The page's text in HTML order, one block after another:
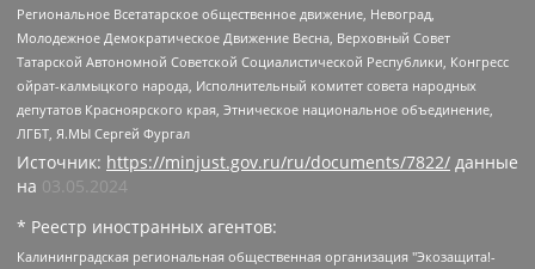
Региональное Всетатарское общественное движение, Невоград,
Молодежное Демократическое Движение Весна, Верховный Совет
Татарской Автономной Советской Социалистической Республики, Конгресс
ойрат-калмыцкого народа, Исполнительный комитет совета народных
депутатов Красноярского края, Этническое национальное объединение,
ЛГБТ, Я.МЫ Сергей Фургал
Источник: https://minjust.gov.ru/ru/documents/7822/ данные
на 03.05.2024
* Реестр иностранных агентов:
Калининградская региональная общественная организация "Экозащита!-Женсовет", Фонд содействия защите прав и свобод граждан "Общественный вердикт", Фонд "Институт Развития Свободы Информации", Частное учреждение "Информационное агентство МЕМО. РУ", Региональная общественная организация "Общественная комиссия по сохранению наследия академика Сахарова", Фонд поддержки свободы прессы, Санкт-Петербургская общественная правозащитная организация "Гражданский контроль", Межрегиональная общественная организация "Информационно-просветительский центр "Мемориал", Региональный Фонд "Центр Защиты Прав Средств Массовой Информации", с 05.12.2023 Фонд "Центр Защиты Прав Средств массовой информации", Региональная общественная благотворительная организация помощи беженцам и мигрантам "Гражданское содействие", Негосударственное образовательное учреждение дополнительного профессионального образования (повышение квалификации) специалистов "АКАДЕМИЯ ПО ПРАВАМ ЧЕЛОВЕКА", Свердловская региональная общественная организация "Сутяжник", Автономная некоммерческая организация "Центр независимых социологических исследований", Союз общественных объединений "Российский исследовательский центр по правам человека", Региональное общественное учреждение научно-информационный центр "МЕМОРИАЛ", Некоммерческая организация "Фонд защиты гласности", Автономная некоммерческая организация "Институт прав человека", Городская общественная организация "Екатеринбургское общество "МЕМОРИАЛ", Городская общественная организация "Рязанское историко-просветительское и правозащитное общество "Мемориал" (Рязанский Мемориал), Челябинский региональный орган общественной самодеятельности – женское общественное объединение "Женщины Евразии", Челябинский региональный орган общественной самодеятельности "Уральская правозащитная группа", Фонд содействия защите здоровья и социальной справедливости имени Андрея Рылькова, Автономная Некоммерческая Организация "Аналитический Центр Юрия Левады", Автономная некоммерческая организация социальной поддержки населения "Проект Апрель", Региональная общественная организация помощи женщинам и детям, находящимся в кризисной ситуации "Информационно-методический центр "Анна", Фонд содействия развитию массовых коммуникаций и правовому просвещению "Так-так-Так", Фонд содействия устойчивому развитию "Серебряная тайга", Свердловский региональный общественный фонд социальных проектов "Новое время", "Idel.Реалии", Кавказ.Реалии, Крым.Реалии, Телеканал Настоящее Время, Татаро-башкирская служба Радио Свобода (Azatliq Radiosi), Радио Свободная Европа/Радио Свобода (PCE/PC), "Сибирь.Реалии", "Фактограф", Благотворительный фонд помощи осужденным и их семьям, Автономная некоммерческая организация "Институт глобализации и социальных движений", Фонд "В защиту прав заключенных", Частное учреждение "Центр поддержки и содействия развитию средств массовой информации", Пензенский региональный общественный благотворительный фонд "Гражданский союз", "Север.Реалии", Некоммерческая организация Фонд "Правовая инициатива", Общество с ограниченной ответственностью "Радио Свободная Европа/Радио Свобода", Чешское информационное агентство "MEDIUM-ORIENT", Красноярская региональная общественная организация "Мы против СПИДа", Камалягин Денис Николаевич, Маркелов Сергей Евгеньевич, Пономарев Лев Александрович, Савицкая Людмила Алексеевна, Автономная некоммерческая организация "Центр по работе с проблемой насилия "НАСИЛИЮ.НЕТ", Межрегиональный профессиональный союз работников здравоохранения "Альянс врачей", Юридическое лицо, зарегистрированное в Латвийской Республике, SIA "Medusa Project" (регистрационный номер 40103797863, дата регистрации 10.06.2014), Некоммерческая организация "Фонд по борьбе с коррупцией", Автономная некоммерческая организация "Институт права и публичной политики", Баданин Роман Сергеевич, Гликин Максим Александрович, Железнова Мария Михайловна, Лукьянова Юлия Сергеевна, Маетная Елизавета Витальевна, Маняхин Петр Борисович, Чуракова Ольга Владимировна, Ярош Юлия Петровна, Юридическое лицо "The Insider SIA", зарегистрированное в Риге, Латвийская Республика (дата регистрации 26.06.2015), являющееся администратором доменного имени интернет-издания "The Insider SIA", https://theins.ru, Постернак Алексей Евгеньевич, Рубин Михаил Аркадьевич, Анин Роман Александрович, Юридическое лицо Istories fonds, зарегистрированное в Латвийской Республике (регистрационный номер 50008295751, дата регистрации 24.02.2020), Великовский Дмитрий Александрович, Долинина Ирина Николаевна, Мароховская Алеся Алексеевна, Шлейнов Роман Юрьевич, Шмагун Олеся Валентиновна, Общество с ограниченной ответственностью "Альтаир 2021", Общество с ограниченной ответственностью "Вега 2021", Общество с ограниченной ответственностью "Главный редактор 2021", Общество с ограниченной ответственностью "Ромашки монолит", Важенков Артем Валерьевич, Ивановская областная общественная организация "Центр гендерных исследований", Гурман Юрий Альбертович, Медиапроект "ОВД-Инфо", Егоров Владимир Владимирович, Жилинский Владимир Александрович, Общество с ограниченной ответственностью "ЗП", Иванова София Юрьевна, Карезина Инна Павловна, Кильтау Екатерина Викторовна, Петров Алексей Викторович, Пискунов Сергей Евгеньевич, Смирнов Сергей Сергеевич, Тихонов Михаил Сергеевич, Общество с ограниченной ответственностью "ЖУРНАЛИСТ-ИНОСТРАННЫЙ АГЕНТ", Арапова Галина Юрьевна, Вольтская Татьяна Анатольевна, Американская компания "Mason G.E.S. Anonymous Foundation" (США), являющаяся владельцем интернет-издания https://mnews.world/, Компания "Stichting Bellingcat", зарегистрированная в Нидерландах (дата регистрации 11.07.2018), Захаров Андрей Вячеславович, Клепиковская Екатерина Дмитриевна, Общество с ограниченной ответственностью "МЕМО", Перл Роман Александрович, Симонов Евгений Алексеевич, Соловьева Елена Анатольевна, Сотников Даниил Владимирович, Сурначева Елизавета Дмитриевна, Автономная некоммерческая организация по защите прав человека и информированию населения "Якутия – Наше Мнение", Общество с ограниченной ответственностью "Москоу диджитал медиа", с 26.01.2023 Общество с ограниченной ответственностью "Чайка Белые сады", Ветошкина Валерия Валерьевна, Заговора Максим Александрович, Межрегиональное общественное движение "Российская ЛГБТ - сеть", Оленичев Максим Владимирович, Павлов Иван Юрьевич, Скворцова Елена Сергеевна, Общество с ограниченной ответственностью "Как бы инагент", Кочетков Игорь Викторович, Общество с ограниченной ответственностью "Честные выборы", Еланчик Олег Александрович, Общество с ограниченной ответственностью "Нобелевский призыв", Гималова Регина Эмилевна, Григорьев Андрей Валерьевич, Григорьева Алина Александровна, Ассоциация по содействию защите прав призывников, альтернативнослужащих и военнослужащих "Правозащитная группа "Гражданин.Армия.Право", Хисамова Регина Фаритовна, Автономная некоммерческая организация по реализации социально-правовых программ "Лилит", Дальневосточное общественное движение "Маяк", Санкт-Петербургская ЛГБТ-инициативная группа "Выход", Инициативная группа ЛГБТ+ "Реверс", Алексеев Андрей Викторович, Бекбулатова Таисия Львовна, Беляев Иван Михайлович, Владыкина Елена Сергеевна, Гельман Марат Александрович, Никульшина Вероника Юрьевна, Толоконникова Надежда Андреевна, Шендерович Виктор Анатольевич, Общество с ограниченной ответственностью "Данное сообщение", Общество с ограниченной ответственностью Издательский дом "Новая глава", Айнбиндер Александра Александровна, Московский комьюнити-центр для ЛГБТ+инициатив, Благотворительный фонд развития филантропии, Deutsche Welle (Германия, Kurt-Schumacher-Strasse 3, 53113 Bonn), Борзунова Мария Михайловна, Воробьев Виктор Викторович, Голубева Анна Львовна, Константинова Алла Михайловна, Малкова Ирина Владимировна, Мурадов Мурад Абдулгалимович, Осетинская Елизавета Николаевна, Понасенков Евгений Николаевич, Ганапольский Матвей Юрьевич, Киселев Евгений Алексеевич, Борухович Ирина Григорьевна, Дремин Иван Тимофеевич, Дубровский Дмитрий Викторович, Красноярская региональная общественная организация поддержки и развития альтернативных образовательных технологий и межкультурных коммуникаций "ИНТЕРРА", Маяковская Екатерина Алексеевна, Фейгин Марк Захарович, Филимонов Андрей Викторович, Дзугкоева Регина Николаевна, Доброхотов Роман Александрович, Дудь Юрий Александрович, Елкин Сергей Владимирович, Кругликов Кирилл Игоревич, Сабунаева Мария Леонидовна, Семенов Алексей Владимирович, Шаинян Карен Багратович, Шульман Екатерина Михайловна, Асафьев Артур Валерьевич, Вахштайн Виктор Семенович, Венедиктов Алексей Алексеевич, Лушникова Екатерина Евгеньевна, Волков Леонид Михайлович, Невзоров Александр Глебович, Пархоменко Сергей Борисович, Сироткин Ярослав Николаевич, Кара-Мурза Владимир Владимирович, Баранова Наталья Владимировна, Гозман Леонид Яковлевич, Кагарлицкий Борис Юльевич, Климарев Михаил Валерьевич, Милов Владимир Станиславович, Автономная некоммерческая организация Краснодарский центр современного искусства "Типография", Моргенштерн Алишер Тагирович, Соболь Любовь Эдуардовна, Общество с ограниченной ответственностью "ЛИЗА НОРМ", Каспаров Гарри Кимович, Ходорковский Михаил Борисович, Общество с ограниченной ответственностью "Апрельские тезисы", Данилович Ирина Брониславовна, Кашин Олег Владимирович, Петров Николай Владимирович, Пивоваров Алексей Владимирович, Соколов Михаил Владимирович, Цветкова Юлия Владимировна, Чичваркин Евгений Александрович, Комитет против пыток/Команда против пыток, Общество с ограниченной ответственностью "Первый научный", Общество с ограниченной ответственностью "Вертолет и ко", Белоцерковская Вероника Борисовна, Кац Максим Евгеньевич, Лазарева Татьяна Юрьевна, Шаведдинов Руслан Табризович, Яшин Илья Валерьевич, Общество с ограниченной ответственностью "Иноагент ААВ", Алешковский Дмитрий Петрович, Альбац Евгения Марковна, Быков Дмитрий Львович, Галямина Юлия Евгеньевна, Лойко Сергей Леонидович, Мартынов Кирилл Константинович, Медведев Сергей Александрович, Крашенинников Федор Геннадиевич, Гордеева Катерина Вл